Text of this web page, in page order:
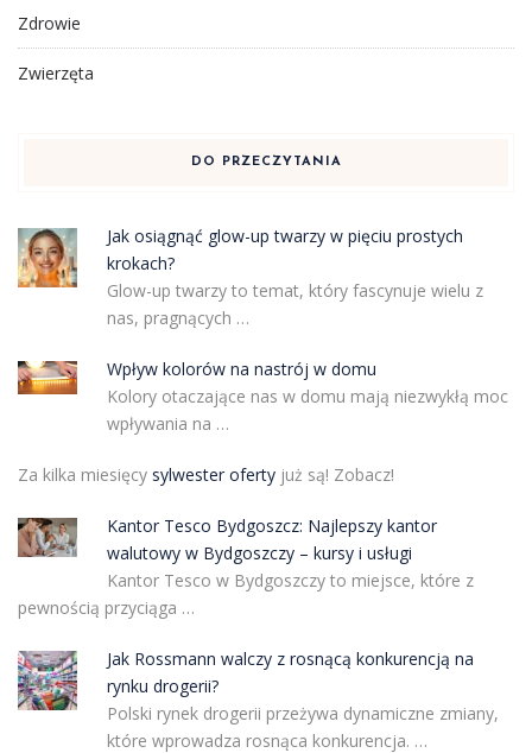
Zdrowie
Zwierzęta
DO PRZECZYTANIA
Jak osiągnąć glow-up twarzy w pięciu prostych
krokach?
Glow-up twarzy to temat, który fascynuje wielu z
nas, pragnących …
Wpływ kolorów na nastrój w domu
Kolory otaczające nas w domu mają niezwykłą moc
wpływania na …
Za kilka miesięcy sylwester oferty już są! Zobacz!
Kantor Tesco Bydgoszcz: Najlepszy kantor
walutowy w Bydgoszczy – kursy i usługi
Kantor Tesco w Bydgoszczy to miejsce, które z
pewnością przyciąga …
Jak Rossmann walczy z rosnącą konkurencją na
rynku drogerii?
Polski rynek drogerii przeżywa dynamiczne zmiany,
które wprowadza rosnąca konkurencja. …